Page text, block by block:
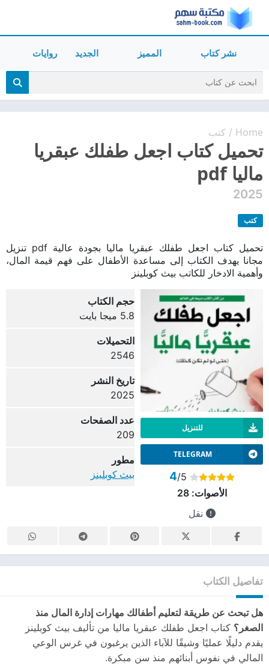
نشر كتاب المميز الجديد روايات
Home
/ كتب
تحميل كتاب اجعل طفلك عبقريا
ماليا pdf
2025
كتب
تحميل كتاب اجعل طفلك عبقريا ماليا بجودة عالية pdf تنزيل
مجانا يهدف الكتاب إلى مساعدة الأطفال على فهم قيمة المال،
وأهمية الادخار للكاتب بيث كوبلينز
للتنزيل
TELEGRAM
4/5
الأصوات:28
نقل
حجم الكتاب
5.8 ميجا بايت
التحميلات
2546
تاريخ النشر
2025
عدد الصفحات
209
مطور
بيث كوبلينز
تفاصيل الكتاب
هل تبحث عن طريقة لتعليم أطفالك مهارات إدارة المال منذ
الصغر؟ كتاب اجعل طفلك عبقريا ماليا من تأليف بيث كوبلينز
يقدم دليلًا عمليًا وشيقًا للآباء الذين يرغبون في غرس الوعي
المالي في نفوس أبنائهم منذ سن مبكرة.